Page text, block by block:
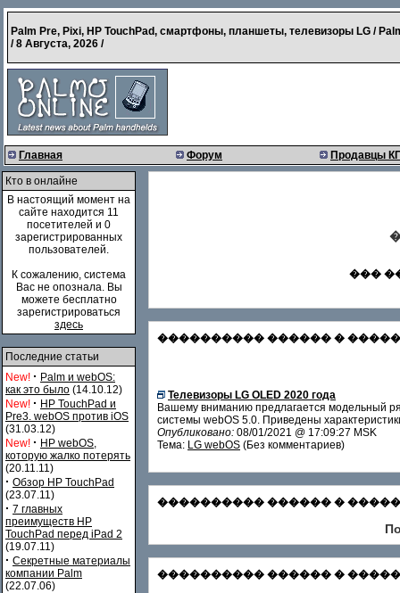
Palm Pre, Pixi, HP TouchPad, смартфоны, планшеты, телевизоры LG /
/8 Августа, 2026 /
Главная Форум Продавцы
Кто в онлайне
В настоящий момент на
сайте находится 11
посетителей и 0
зарегистрированных
пользователей.
К сожалению, система
Вас не опознала. Вы
можете бесплатно
зарегистрироваться
здесь
Последние статьи
New! · Palm и webOS:
как это было (14.10.12)
New! · HP TouchPad и
Pre3. webOS против iOS
(31.03.12)
New! · HP webOS,
которую жалко потерять
(20.11.11)
· Обзор HP TouchPad
(23.07.11)
· 7 главных
преимуществ HP
TouchPad перед iPad 2
(19.07.11)
· Секретные материалы
компании Palm
(22.07.06)
���
���������� ������ �
Телевизоры LG OLED 2020 года
Вашему вниманию предлагается модельный
системы webOS 5.0. Приведены
Опубликовано: 08/01/2021 @ 17:09:27 MSK
Тема: LG webOS (Без комментариев)
���������� ������ � �������
���������� ������ � �������